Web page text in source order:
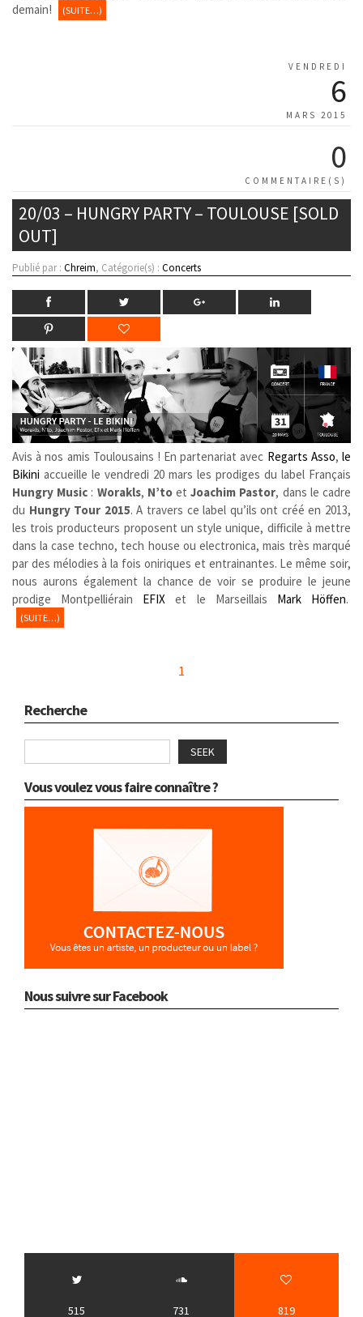
demain!
(SUITE…)
VENDREDI
6
MARS 2015
0
COMMENTAIRE(S)
20/03 – HUNGRY PARTY – TOULOUSE [SOLD
OUT]
Publié par : Chreim, Catégorie(s) : Concerts
Avis à nos amis Toulousains ! En partenariat avec Regarts Asso,le
Bikini accueille le vendredi 20 mars les prodiges du label Français
Hungry Music : Worakls, N’toetJoachim Pastor, dans le cadre
du Hungry Tour 2015. A travers ce label qu’ils ont créé en 2013,
les trois producteurs proposent un style unique, difficile à mettre
dans la case techno, tech house ou electronica, mais très marqué
par des mélodies à la fois oniriques et entrainantes. Le même soir,
nous aurons également la chance de voir se produire le jeune
prodige Montpelliérain EFIX et le Marseillais Mark Höffen.
(SUITE…)
1
Recherche
SEEK
Vous voulez vous faire connaître ?
Nous suivre sur Facebook
515 731 819